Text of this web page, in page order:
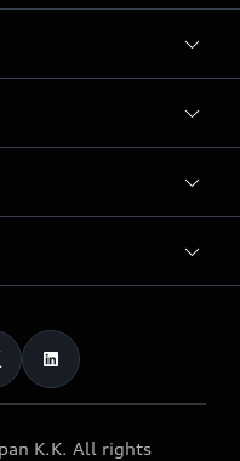
K.K. All rights